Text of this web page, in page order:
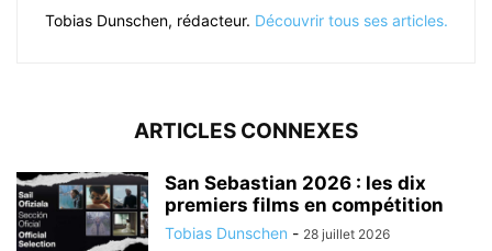
Tobias Dunschen, rédacteur. Découvrir tous ses articles.
ARTICLES CONNEXES
San Sebastian 2026 : les dix
premiers films en compétition
Tobias Dunschen - 28 juillet 2026